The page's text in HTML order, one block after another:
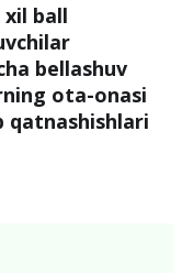
xil ball
bellashuv
ota-onasi
qatnashishlari